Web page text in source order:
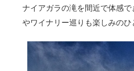
ナイアガラの滝を間近で体感
やワイナリー巡りも楽しみのひ